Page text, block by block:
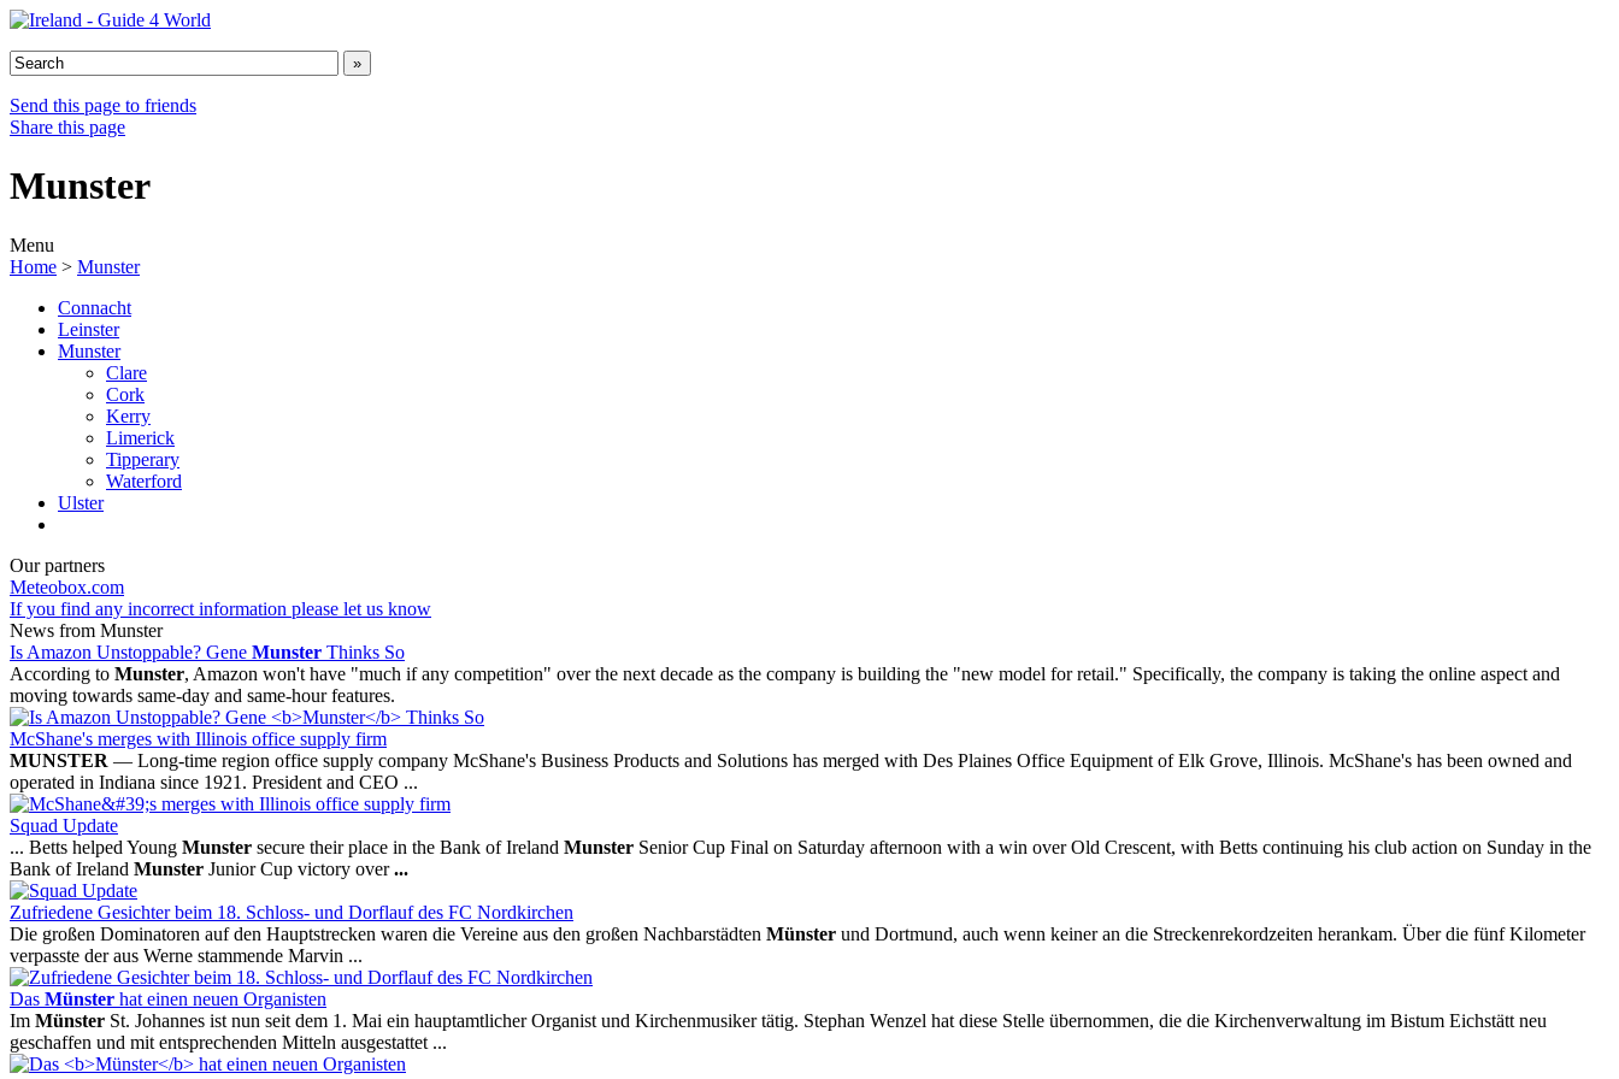
Send this page to friends
Share this page
Munster
Menu
Home > Munster
Connacht
Leinster
Munster
Clare
Cork
Kerry
Limerick
Tipperary
Waterford
Ulster
Our partners
Meteobox.com
If you find any incorrect information please let us know
News from Munster
Is Amazon Unstoppable? Gene Munster Thinks So
According to Munster, Amazon won't have "much if any competition" over the next decade as the company is building the "new model for retail." Specifically, the company is taking the online aspect and
moving towards same-day and same-hour features.
McShane's merges with Illinois office supply firm
MUNSTER — Long-time region office supply company McShane's Business Products and Solutions has merged with Des Plaines Office Equipment of Elk Grove, Illinois. McShane's has been owned and
operated in Indiana since 1921. President and CEO ...
Squad Update
... Betts helped Young Munster secure their place in the Bank of Ireland Munster Senior Cup Final on Saturday afternoon with a win over Old Crescent, with Betts continuing his club action on Sunday in the
Bank of Ireland Munster Junior Cup victory over...
Zufriedene Gesichter beim 18. Schloss- und Dorflauf des FC Nordkirchen
Die großen Dominatoren auf den Hauptstrecken waren die Vereine aus den großen Nachbarstädten Münster und Dortmund, auch wenn keiner an die Streckenrekordzeiten herankam. Über die fünf Kilometer
verpasste der aus Werne stammende Marvin ...
Das Münster hat einen neuen Organisten
Im Münster St. Johannes ist nun seit dem 1. Mai ein hauptamtlicher Organist und Kirchenmusiker tätig. Stephan Wenzel hat diese Stelle übernommen, die die Kirchenverwaltung im Bistum Eichstätt neu
geschaffen und mit entsprechenden Mitteln ausgestattet ...